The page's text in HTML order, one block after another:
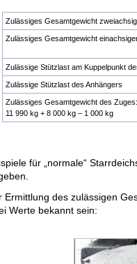
Zulässiges Gesamtgewicht
Zulässiges Gesamtgewicht
Zulässige Stützlast am Kuppelpunkt
Zulässige Stützlast des Anhängers
Zulässiges Gesamtgewicht des Zuges:
11 990 kg + 8 000 kg – 1 000 kg
für „normale“
Ermittlung des zulässigen
Werte bekannt sein: